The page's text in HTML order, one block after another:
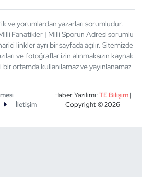
ve yorumlardan yazarları sorumludur.
Fanatikler | Milli Sporun Adresi sorumlu
linkler ayrı bir sayfada açılır. Sitemizde
ve fotoğraflar izin alınmaksızın kaynak
ortamda kullanılamaz ve yayınlanamaz
İletişim
Haber Yazılımı:TE Bilişim|
Copyright © 2026